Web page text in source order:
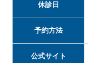
休診日
予約方法
公式サイト